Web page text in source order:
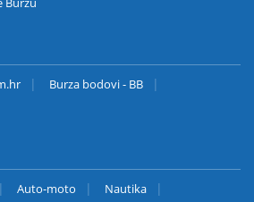
Burza bodovi - BB
Auto-moto
Nautika